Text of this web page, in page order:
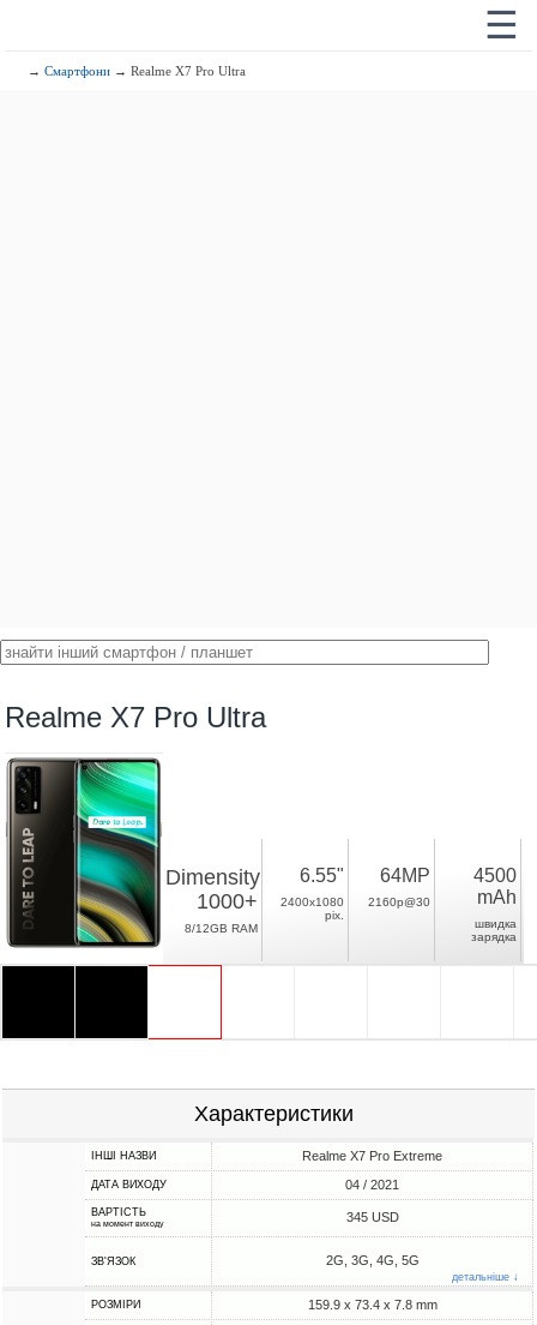
☰
→Смартфони → Realme X7 Pro Ultra
Realme X7 Pro Ultra
Dimensity
1000+
8/12GB RAM
6.55"
2400x1080
pix.
64MP
2160p@30
4500
mAh
швидка
зарядка
Характеристики
ІНШІ НАЗВИ Realme X7 Pro Extreme
ДАТА ВИХОДУ 04 / 2021
ВАРТІСТЬ
на момент виходу 345 USD
ЗВ'ЯЗОК 2G, 3G, 4G, 5G
детальніше ↓
РОЗМІРИ 159.9 x 73.4 x 7.8 mm